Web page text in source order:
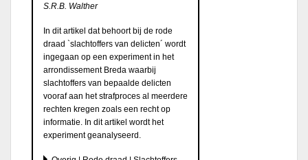
S.R.B. Walther
In dit artikel dat behoort bij de rode
draad `slachtoffers van delicten´ wordt
ingegaan op een experiment in het
arrondissement Breda waarbij
slachtoffers van bepaalde delicten
vooraf aan het strafproces al meerdere
rechten kregen zoals een recht op
informatie. In dit artikel wordt het
experiment geanalyseerd.